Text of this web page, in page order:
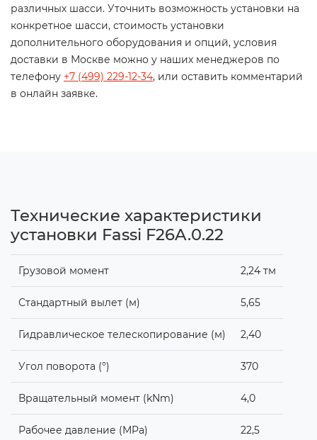
различных шасси. Уточнить возможность установки на
конкретное шасси, стоимость установки
дополнительного оборудования и опций, условия
доставки в Москве можно у наших менеджеров по
телефону +7 (499) 229-12-34, или оставить комментарий
в онлайн заявке.
Технические характеристики
установки Fassi F26A.0.22
Грузовой момент 2,24 тм
Стандартный вылет (м) 5,65
Гидравлическое телескопирование (м) 2,40
Угол поворота (°) 370
Вращательный момент (kNm) 4,0
Рабочее давление (MPa) 22,5